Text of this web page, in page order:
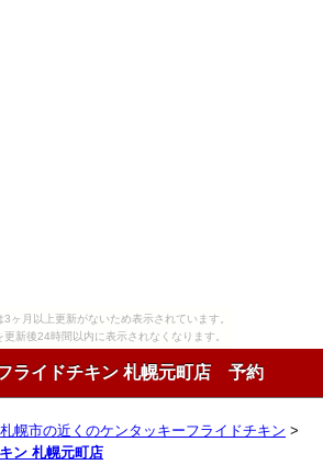
ヶ月以上更新がないため表示されています。
更新後24時間以内に表示されなくなります。
ライドチキン 札幌元町店 予約
札幌市の近くのケンタッキーフライドチキン >
ン 札幌元町店